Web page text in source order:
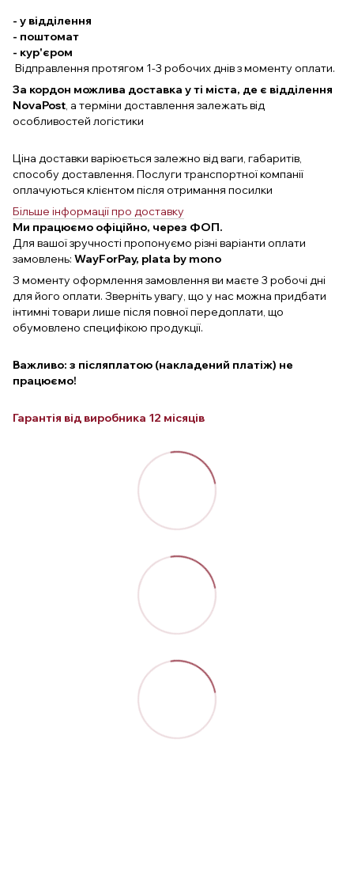
- у відділення
- поштомат
- кур'єром
Відправлення протягом 1-3 робочих днів з моменту оплати.
За кордон можлива доставка у ті міста, де є відділення
NovaPost, а терміни доставлення залежать від
особливостей логістики
Ціна доставки варіюється залежно від ваги, габаритів,
способу доставлення. Послуги транспортної компанії
оплачуються клієнтом після отримання посилки
Більше інформації про доставку
Ми працюємо офіційно, через ФОП.
Для вашої зручності пропонуємо різні варіанти оплати
замовлень: WayForPay, plata by mono
З моменту оформлення замовлення ви маєте 3 робочі дні
для його оплати. Зверніть увагу, що у нас можна придбати
інтимні товари лише після повної передоплати, що
обумовлено специфікою продукції.
Важливо: з післяплатою (накладений платіж) не
працюємо!
Гарантія від виробника 12 місяців